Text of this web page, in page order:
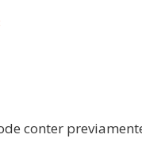
conter